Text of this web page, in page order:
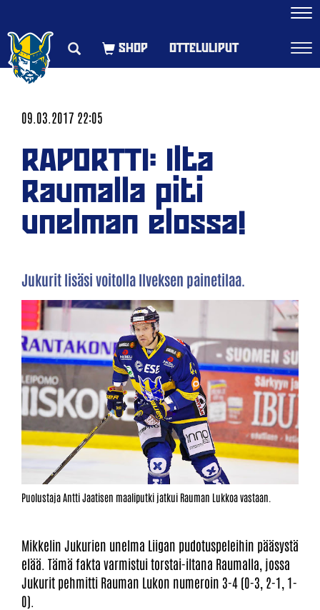
OTTELULIPUT
09.03.2017 22:05
RAPORTTI: Ilta
Raumalla piti
unelman elossa!
Jukurit lisäsi voitolla Ilveksen painetilaa.
Puolustaja Antti Jaatisen maaliputki jatkui Rauman Lukkoa vastaan.
Mikkelin Jukurien unelma Liigan pudotuspeleihin pääsystä
elää. Tämä fakta varmistui torstai-iltana Raumalla, jossa
Jukurit pehmitti Rauman Lukon numeroin 3-4 (0-3, 2-1, 1-
0).